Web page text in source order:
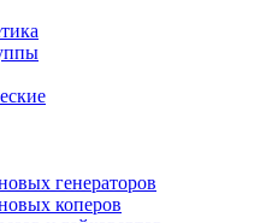
генераторов
коперов